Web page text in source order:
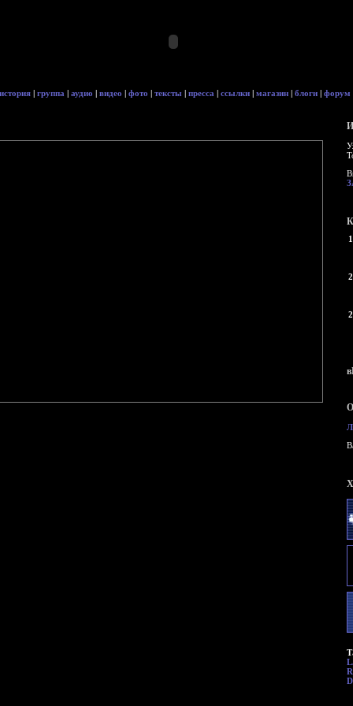
история | группа | аудио | видео | фото | тексты | пресса | ссылки | магазин | блоги | форум